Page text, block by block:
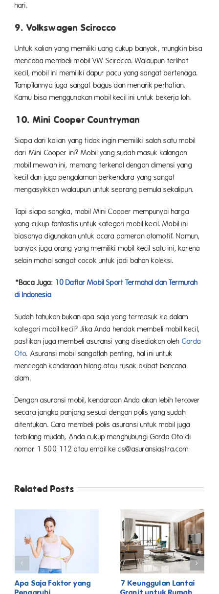
hari.
9. Volkswagen Scirocco
Untuk kalian yang memiliki uang cukup banyak, mungkin bisa
mencoba membeli mobil VW Scirocco. Walaupun terlihat
kecil, mobil ini memiliki dapur pacu yang sangat bertenaga.
Tampilannya juga sangat bagus dan menarik perhatian.
Kamu bisa menggunakan mobil kecil ini untuk bekerja loh.
10. Mini Cooper Countryman
Siapa dari kalian yang tidak ingin memiliki salah satu mobil
dari Mini Cooper ini? Mobil yang sudah masuk kalangan
mobil mewah ini, memang terkenal dengan dimensi yang
kecil dan juga pengalaman berkendara yang sangat
mengasyikkan walaupun untuk seorang pemula sekalipun.
Tapi siapa sangka, mobil Mini Cooper mempunyai harga
yang cukup fantastis untuk kategori mobil kecil. Mobil ini
biasanya digunakan untuk acara pameran otomotif. Namun,
banyak juga orang yang memiliki mobil kecil satu ini, karena
selain mahal sangat cocok untuk jadi bahan koleksi.
*Baca Juga: 10 Daftar Mobil Sport Termahal dan Termurah
di Indonesia
Sudah tahukan bukan apa saja yang termasuk ke dalam
kategori mobil kecil? Jika Anda hendak membeli mobil kecil,
pastikan juga membeli asuransi yang disediakan oleh Garda
Oto. Asuransi mobil sangatlah penting, hal ini untuk
mencegah kendaraan hilang atau rusak akibat bencana
alam.
Dengan asuransi mobil, kendaraan Anda akan lebih tercover
secara jangka panjang sesuai dengan polis yang sudah
ditentukan. Cara membeli polis asuransi untuk mobil juga
terbilang mudah, Anda cukup menghubungi Garda Oto di
nomor 1 500 112 atau email ke cs@asuransiastra.com
Related Posts
Apa Saja Faktor yang
7 Keunggulan Lantai